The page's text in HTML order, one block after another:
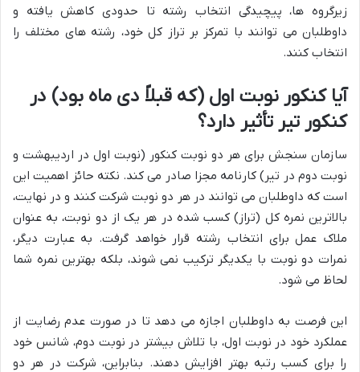
زیرگروه ها، پیچیدگی انتخاب رشته تا حدودی کاهش یافته و
داوطلبان می توانند با تمرکز بر تراز کل خود، رشته های مختلف را
انتخاب کنند.
آیا کنکور نوبت اول (که قبلاً دی ماه بود) در
کنکور تیر تأثیر دارد؟
سازمان سنجش برای هر دو نوبت کنکور (نوبت اول در اردیبهشت و
نوبت دوم در تیر) کارنامه مجزا صادر می کند. نکته حائز اهمیت این
است که داوطلبان می توانند در هر دو نوبت شرکت کنند و در نهایت،
بالاترین نمره کل (تراز) کسب شده در هر یک از دو نوبت، به عنوان
ملاک عمل برای انتخاب رشته قرار خواهد گرفت. به عبارت دیگر،
نمرات دو نوبت با یکدیگر ترکیب نمی شوند، بلکه بهترین نمره شما
لحاظ می شود.
این فرصت به داوطلبان اجازه می دهد تا در صورت عدم رضایت از
عملکرد خود در نوبت اول، با تلاش بیشتر در نوبت دوم، شانس خود
را برای کسب رتبه بهتر افزایش دهند. بنابراین، شرکت در هر دو